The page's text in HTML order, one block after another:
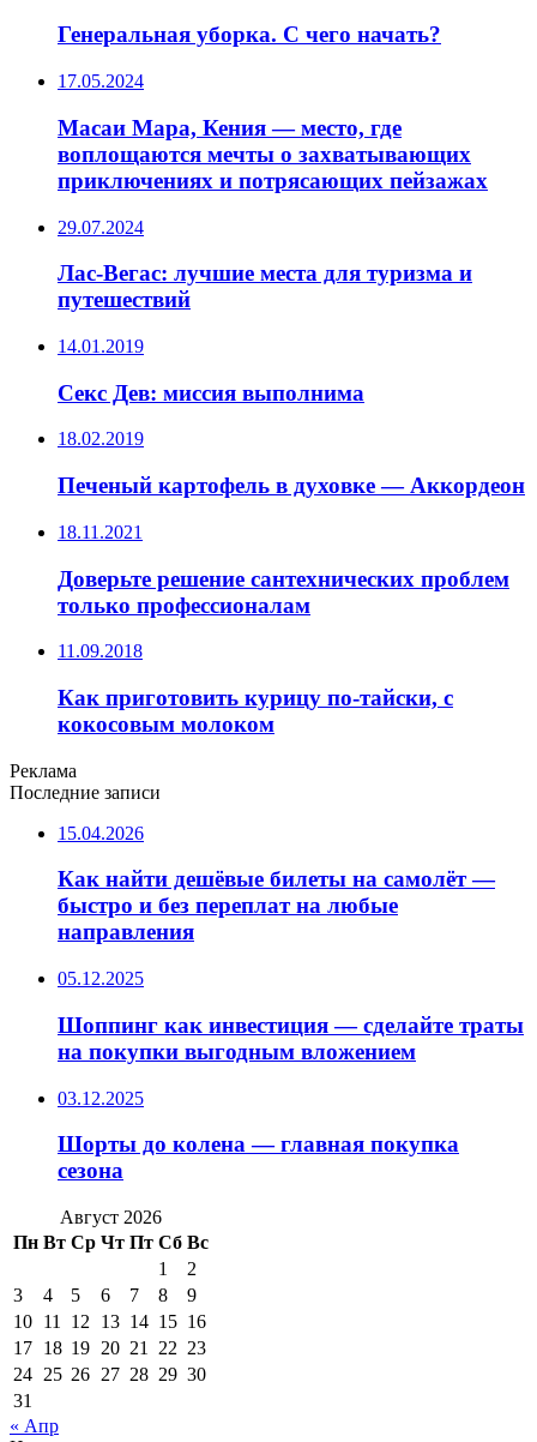
Генеральная уборка. С чего начать?
17.05.2024
Масаи Мара, Кения — место, где
воплощаются мечты о захватывающих
приключениях и потрясающих пейзажах
29.07.2024
Лас-Вегас: лучшие места для туризма и
путешествий
14.01.2019
Секс Дев: миссия выполнима
18.02.2019
Печеный картофель в духовке — Аккордеон
18.11.2021
Доверьте решение сантехнических проблем
только профессионалам
11.09.2018
Как приготовить курицу по-тайски, с
кокосовым молоком
Реклама
Последние записи
15.04.2026
Как найти дешёвые билеты на самолёт —
быстро и без переплат на любые
направления
05.12.2025
Шоппинг как инвестиция — сделайте траты
на покупки выгодным вложением
03.12.2025
Шорты до колена — главная покупка
сезона
Август 2026
Пн Вт Ср Чт Пт Сб Вс
1
2
3
4 5 6 7 8
9
10 11 12 13 14 15 16
17 18 19 20 21 22 23
24 25 26 27 28 29 30
31
« Апр